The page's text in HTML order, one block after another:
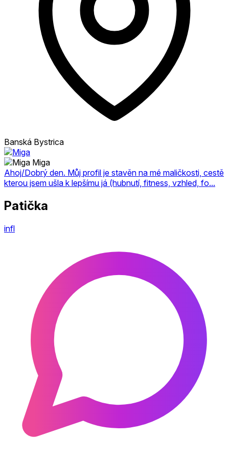
Banská Bystrica
Miga
Ahoj/Dobrý den. Můj profil je stavěn na mé maličkosti, cestě
kterou jsem ušla k lepšímu já (hubnutí, fitness, vzhled, fo...
Patička
infl